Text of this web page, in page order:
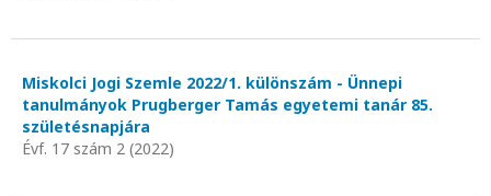
Miskolci Jogi Szemle 2022/1. különszám - Ünnepi
tanulmányok Prugberger Tamás egyetemi tanár 85.
születésnapjára
Évf. 17 szám 2 (2022)